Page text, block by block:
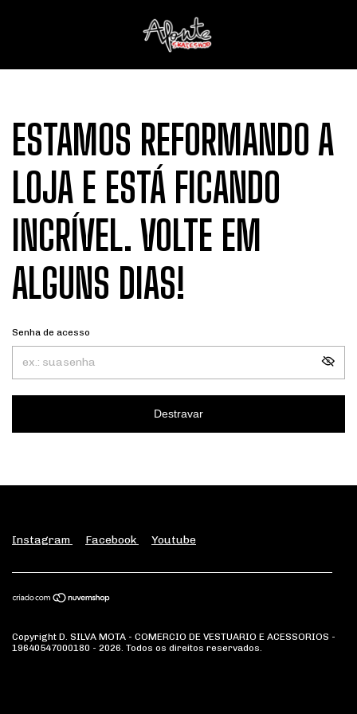
ESTAMOS REFORMANDO A
LOJA E ESTÁ FICANDO
INCRÍVEL. VOLTE EM
ALGUNS DIAS!
Senha de acesso
Destravar
Instagram Facebook Youtube
Copyright D. SILVA MOTA - COMERCIO DE VESTUARIO E ACESSORIOS -
19640547000180 - 2026. Todos os direitos reservados.